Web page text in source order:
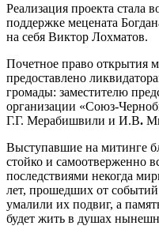
Реализация проекта стала
поддержке мецената
на себя Виктор Лохматов.
Почетное право открытия
предоставлено
громады: заместителю
организации «Союз-
Г.Г. Мерабишвили и И.В.
Выступавшие на митинге
стойко и самоотверженно
последствиями некогда
лет, прошедших от
умалили их подвиг, а
будет жить в душах